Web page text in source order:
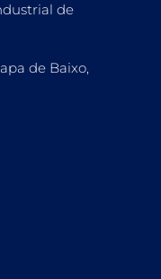
de
de Baixo,